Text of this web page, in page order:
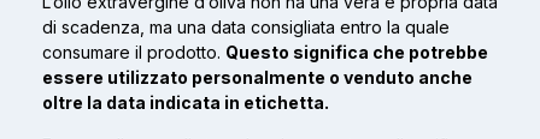
di scadenza, ma una data consigliata entro la quale
consumare il prodotto. Questo significa che potrebbe
essere utilizzato personalmente o venduto anche
oltre la data indicata in etichetta.